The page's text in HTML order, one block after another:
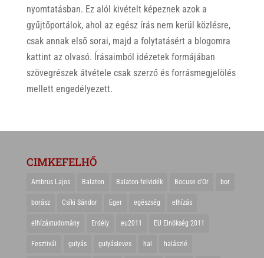
nyomtatásban. Ez alól kivételt képeznek azok a
gyűjtőportálok, ahol az egész írás nem kerül közlésre,
csak annak első sorai, majd a folytatásért a blogomra
kattint az olvasó. Írásaimból idézetek formájában
szövegrészek átvétele csak szerző és forrásmegjelölés
mellett engedélyezett.
CIMKEFELHŐ
Ambrus Lajos Balaton Balaton-felvidék Bocuse d'Or bor
borász Csíki Sándor Eger egészség elhízás
elhízástudomány Erdély eu2011 EU Elnökség 2011
Fesztivál gulyás gulyásleves hal halászlé